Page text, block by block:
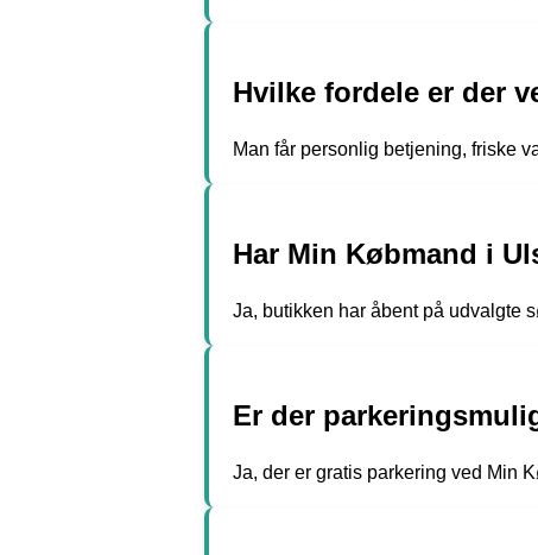
Hvilke fordele er der
Man får personlig betjening, friske
Har Min Købmand i
Ja, butikken har åbent på udvalgte
Er der
Ja, der er gratis parkering ved Min